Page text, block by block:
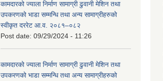
कामदारको ज्याला निर्माण सामाग्री ढुवानी मेशिन तथा
उपकरणको भाडा सम्मन्धि तथा अन्य सामाग्रीहरुको
स्वीकृत दररेट आ.व. २०८१–०८२
Post date: 09/29/2024 - 11:26
कामदारको ज्याला निर्माण सामाग्री ढुवानी मेशिन तथा
उपकरणको भाडा सम्मन्धि तथा अन्य सामाग्रीहरुको